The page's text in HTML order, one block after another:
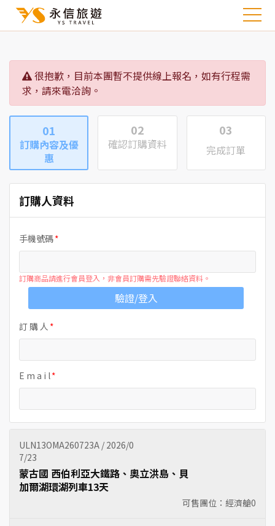
很抱歉，目前本團暫不提供線上報名，如有行程需
求，請來電洽詢。
01
訂購內容及優
惠
02
確認訂購資料
03
完成訂單
訂購人資料
手機號碼
訂購商品請進行會員登入，非會員訂購需先驗證聯絡資料。
驗證/登入
訂 購 人
E m a i l
ULN13OMA260723A / 2026/0
7/23
可售團位：經濟艙0
蒙古國 西伯利亞大鐵路、奧立洪島、貝
加爾湖環湖列車13天